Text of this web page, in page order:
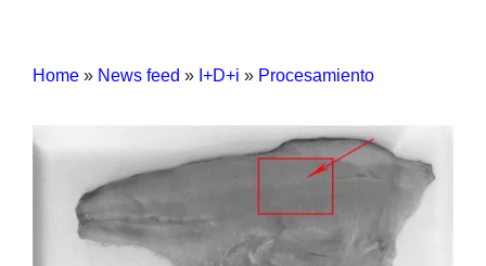
Home » News feed » I+D+i » Procesamiento